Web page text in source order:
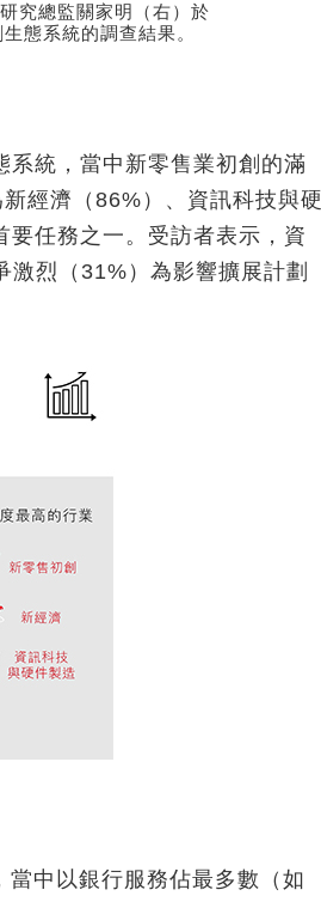
究總監關家明（右）於
態系統的調查結果。
系統，當中新零售業初創的滿
經濟（86%）、資訊科技與硬
任務之一。受訪者表示，資
烈（31%）為影響擴展計劃
中以銀行服務佔最多數（如